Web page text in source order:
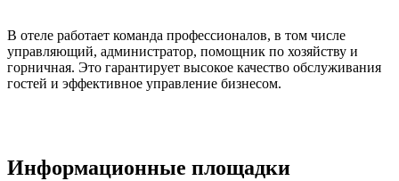
В отеле работает команда профессионалов, в том числе
управляющий, администратор, помощник по хозяйству и
горничная. Это гарантирует высокое качество обслуживания
гостей и эффективное управление бизнесом.
Информационные площадки